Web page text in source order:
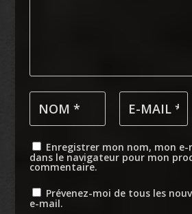
Enregistrer mon nom, mon
dans le navigateur pour mon
commentaire.
Prévenez-moi de tous les
e-mail.